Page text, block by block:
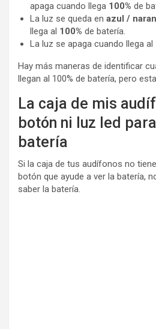
apaga cuando llega 100% de
La luz se queda en azul /
llega al 100% de batería.
La luz se apaga cuando llega al
Hay más maneras de identificar
llegan al 100% de batería, pero
La caja de mis
botón ni luz led
batería
Si la caja de tus audífonos no
botón que ayude a ver la batería,
saber la batería.